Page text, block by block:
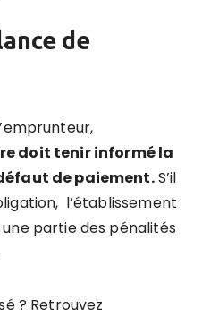
de
doit tenir informé la
de paiement.S’il
l’établissement
partie des pénalités
? Retrouvez